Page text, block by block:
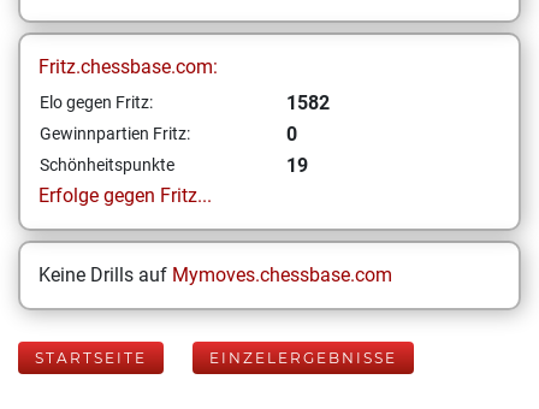
Fritz.chessbase.com:
Elo gegen Fritz: 1582
Gewinnpartien Fritz: 0
Schönheitspunkte
19
Erfolge gegen Fritz...
Keine Drills auf Mymoves.chessbase.com
STARTSEITE EINZELERGEBNISSE